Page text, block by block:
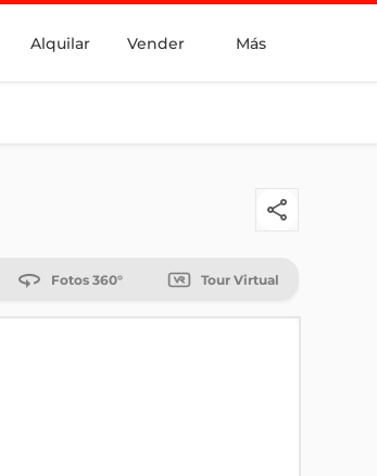
Alquilar Vender Más
Fotos 360° Tour Virtual